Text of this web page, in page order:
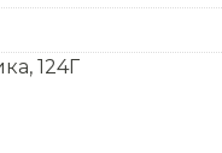
124Г